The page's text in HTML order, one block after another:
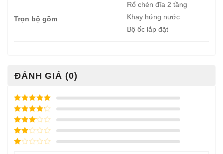
Trọn bộ gồm
Rổ chén đĩa 2 tầng
Khay hứng nước
Bộ ốc lắp đặt
ĐÁNH GIÁ (0)
Được xếp
hạng
5
5
sao
Được xếp
hạng
4
5
sao
Được
xếp
hạng3
5 sao
Được
Được